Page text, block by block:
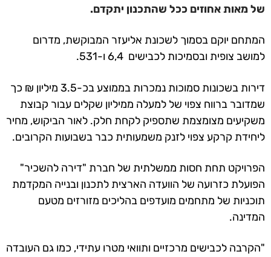
של מאות אחוזים ככל שהתכנון יתקדם.
המתחם יוקם בסמוך לשכונת אליעזר המבוקשת, מדרום
למושב צופית ובסמיכות לכבישים 6,4 ו-531.
דירות בשכונות סמוכות נמכרות בממוצע בכ-3.5 מיליון ₪ כך
שמדובר ברווח צפוי של למעלה ממיליון שקלים עבור קבוצת
משקיעים מצומצמת שתספיק לקחת חלק. לאור הביקוש, מחיר
ליחידת קרקע צפוי לזנק משמעותית כבר בשבועות הקרובים.
הפרויקט תחת חסות ממשלתית של חברת "דירה להשכיר"
הפועלת כזרועה של הוועדה הארצית לתכנון ובנייה המקדמת
תוכניות של מתחמים מועדפים בהליכים מזורזים מטעם
המדינה.
"הקרבה לכבישים מרכזיים ותוואי מטרו עתידי, כמו גם העובדה